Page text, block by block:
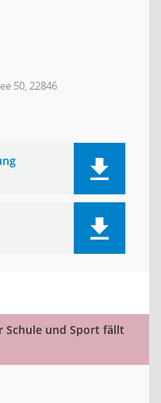
50, 22846
Schule und Sport fällt